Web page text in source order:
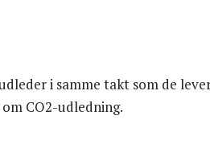
i samme takt som de
CO2-udledning.